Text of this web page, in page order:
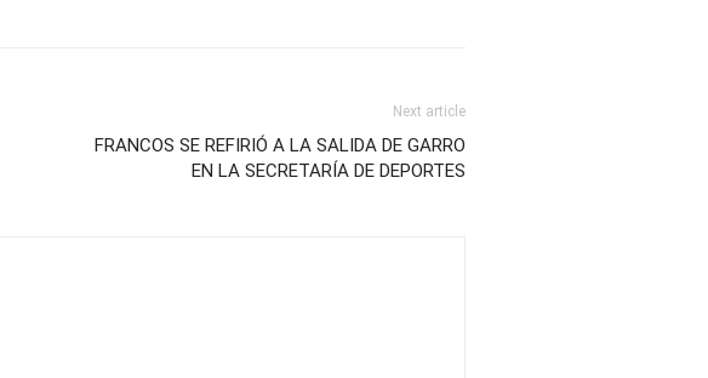
Next article
FRANCOS SE REFIRIÓ A LA SALIDA DE GARRO
EN LA SECRETARÍA DE DEPORTES